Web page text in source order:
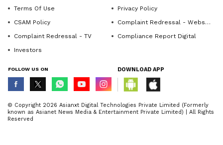
Terms Of Use
Privacy Policy
CSAM Policy
Complaint Redressal - Website
Complaint Redressal - TV
Compliance Report Digital
Investors
FOLLOW US ON DOWNLOAD APP
© Copyright 2026 Asianxt Digital Technologies Private Limited (Formerly
known as Asianet News Media & Entertainment Private Limited) | All Rights
Reserved